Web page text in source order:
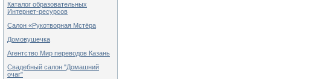
Каталог образовательных
Интернет-ресурсов
Салон «Рукотворная Мстёра
Домовушечка
Агентство Мир переводов Казань
Свадебный салон "Домашний
очаг"